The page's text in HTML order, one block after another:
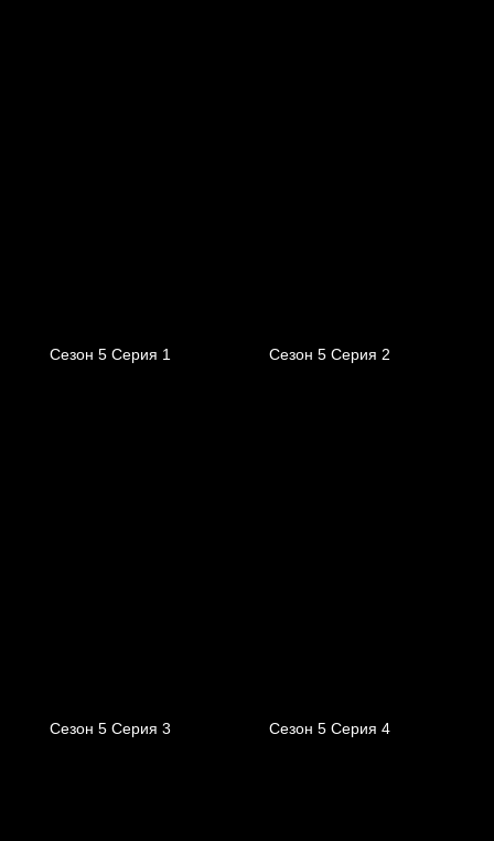
Сезон 5 Серия 1 Сезон 5 Серия 2
Сезон 5 Серия 3 Сезон 5 Серия 4